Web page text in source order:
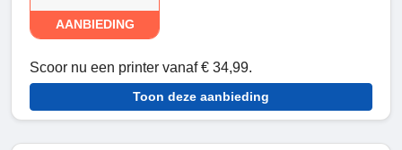
AANBIEDING
Scoor nu een printer vanaf € 34,99.
Toon deze aanbieding